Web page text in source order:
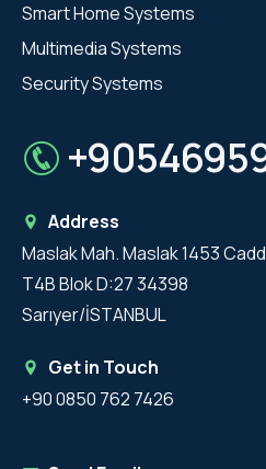
Smart Home Systems
Multimedia Systems
Security Systems
Address
Maslak Mah. Maslak 1453
T4B Blok D:27 34398
Sarıyer/İSTANBUL
Get in Touch
+90 0850 762 7426